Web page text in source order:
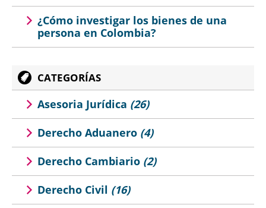
¿Cómo investigar los bienes de una
persona en Colombia?
CATEGORÍAS
Asesoria Jurídica (26)
Derecho Aduanero (4)
Derecho Cambiario (2)
Derecho Civil (16)